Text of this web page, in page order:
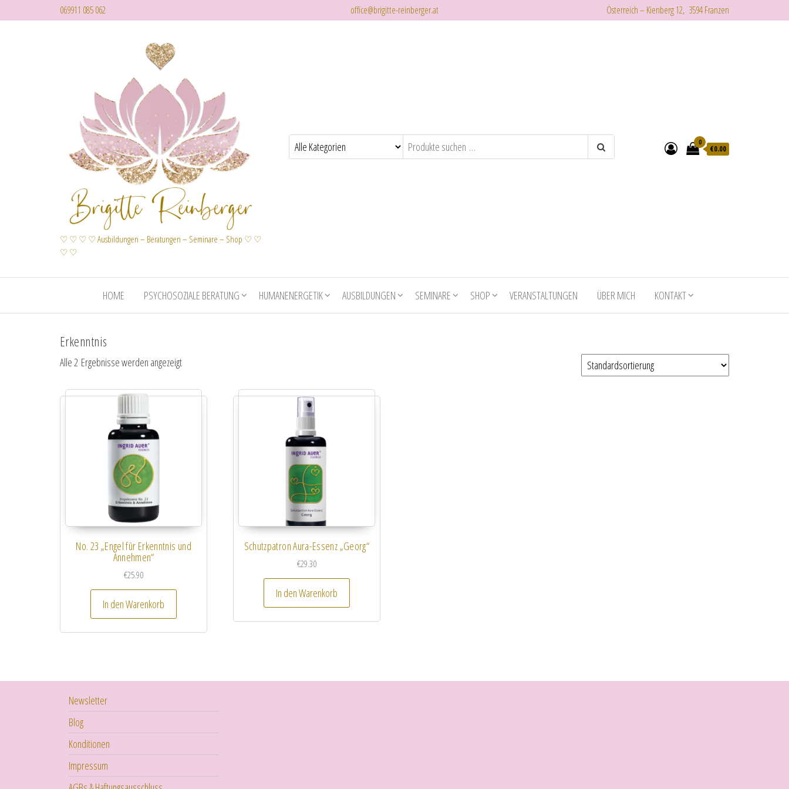
069911 085 062 office@brigitte-reinberger.at Österreich – Kienberg 12, 3594 Franzen
♡ ♡ ♡ ♡ Ausbildungen – Beratungen – Seminare – Shop ♡ ♡
♡ ♡
0
€0.00
HOME PSYCHOSOZIALE BERATUNG HUMANENERGETIK AUSBILDUNGEN SEMINARE SHOP VERANSTALTUNGEN ÜBER MICH KONTAKT
Erkenntnis
Alle 2 Ergebnisse werden angezeigt
No. 23 „Engel für Erkenntnis und
Annehmen“
€25.90
In den Warenkorb
Schutzpatron Aura-Essenz „Georg“
€29.30
In den Warenkorb
Newsletter
Blog
Konditionen
Impressum